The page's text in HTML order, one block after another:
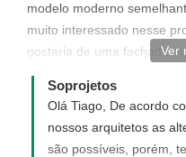
o registro da obra deve
um profissional local.
modelo moderno
muito interessado nesse
gostaria de uma fachada
10x20m.
Ver
Soprojetos
Olá Tiago, De acordo
nossos arquitetos as
são possíveis, porém,